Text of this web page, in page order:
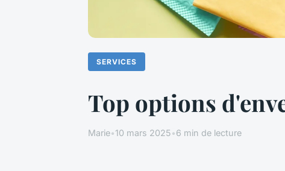
SERVICES
Top options
Marie•10 mars 2025•6 min de lecture